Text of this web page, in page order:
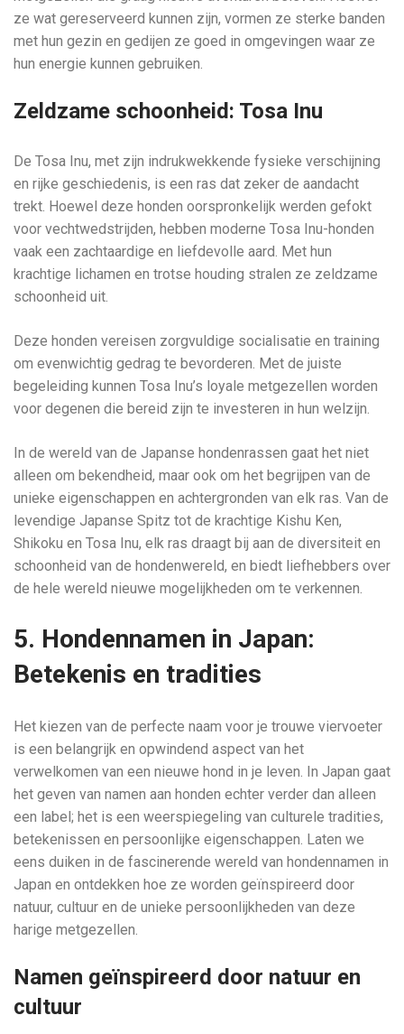
ze wat gereserveerd kunnen zijn, vormen ze sterke banden
met hun gezin en gedijen ze goed in omgevingen waar ze
hun energie kunnen gebruiken.
Zeldzame schoonheid: Tosa Inu
De Tosa Inu, met zijn indrukwekkende fysieke verschijning
en rijke geschiedenis, is een ras dat zeker de aandacht
trekt. Hoewel deze honden oorspronkelijk werden gefokt
voor vechtwedstrijden, hebben moderne Tosa Inu-honden
vaak een zachtaardige en liefdevolle aard. Met hun
krachtige lichamen en trotse houding stralen ze zeldzame
schoonheid uit.
Deze honden vereisen zorgvuldige socialisatie en training
om evenwichtig gedrag te bevorderen. Met de juiste
begeleiding kunnen Tosa Inu’s loyale metgezellen worden
voor degenen die bereid zijn te investeren in hun welzijn.
In de wereld van de Japanse hondenrassen gaat het niet
alleen om bekendheid, maar ook om het begrijpen van de
unieke eigenschappen en achtergronden van elk ras. Van de
levendige Japanse Spitz tot de krachtige Kishu Ken,
Shikoku en Tosa Inu, elk ras draagt bij aan de diversiteit en
schoonheid van de hondenwereld, en biedt liefhebbers over
de hele wereld nieuwe mogelijkheden om te verkennen.
5. Hondennamen in Japan:
Betekenis en tradities
Het kiezen van de perfecte naam voor je trouwe viervoeter
is een belangrijk en opwindend aspect van het
verwelkomen van een nieuwe hond in je leven. In Japan gaat
het geven van namen aan honden echter verder dan alleen
een label; het is een weerspiegeling van culturele tradities,
betekenissen en persoonlijke eigenschappen. Laten we
eens duiken in de fascinerende wereld van hondennamen in
Japan en ontdekken hoe ze worden geïnspireerd door
natuur, cultuur en de unieke persoonlijkheden van deze
harige metgezellen.
Namen geïnspireerd door natuur en
cultuur